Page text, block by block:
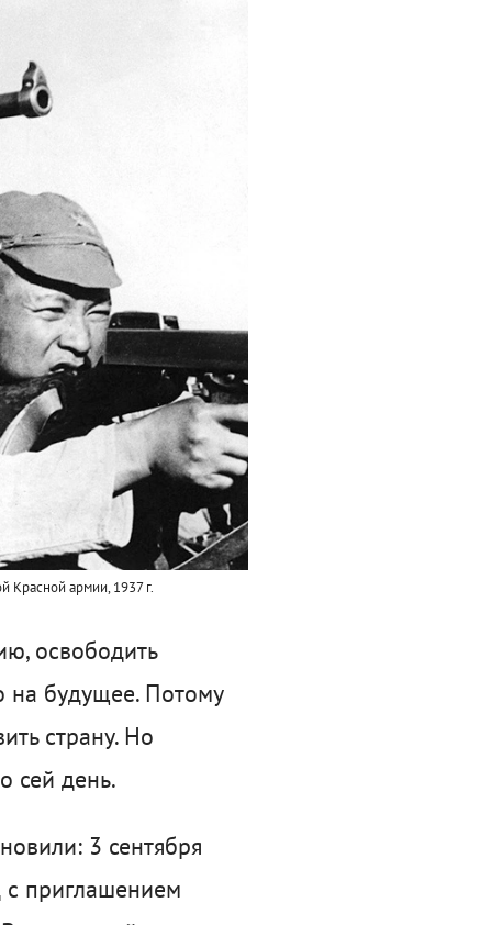
Красной армии, 1937 г.
освободить
на будущее. Потому
страну. Но
сей день.
3 сентября
приглашением